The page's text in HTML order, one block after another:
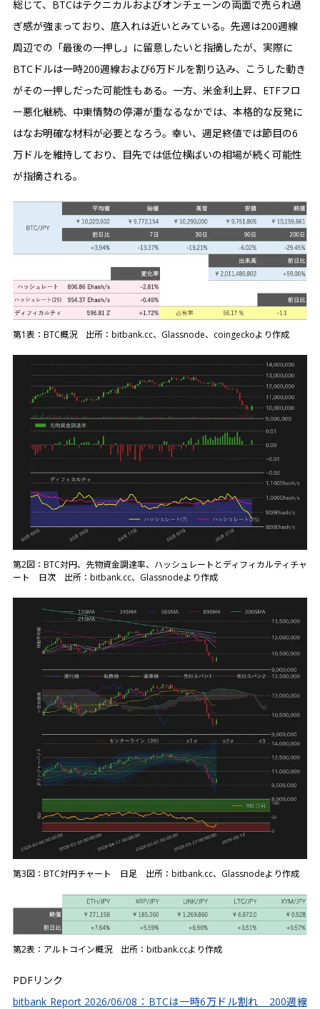
総じて、BTCはテクニカルおよびオンチェーンの両面で売られ過
ぎ感が強まっており、底入れは近いとみている。先週は200週線
周辺での「最後の一押し」に留意したいと指摘したが、実際に
BTCドルは一時200週線および6万ドルを割り込み、こうした動き
がその一押しだった可能性もある。一方、米金利上昇、ETFフロ
ー悪化継続、中東情勢の停滞が重なるなかでは、本格的な反発に
はなお明確な材料が必要となろう。幸い、週足終値では節目の6
万ドルを維持しており、目先では低位横ばいの相場が続く可能性
が指摘される。
第1表：BTC概況 出所：bitbank.cc、Glassnode、coingeckoより作成
第2図：BTC対円、先物資金調達率、ハッシュレートとディフィカルティチャ
ート 日次 出所：bitbank.cc、Glassnodeより作成
第3図：BTC対円チャート 日足 出所：bitbank.cc、Glassnodeより作成
第2表：アルトコイン概況 出所：bitbank.ccより作成
PDFリンク
bitbank Report 2026/06/08：BTCは一時6万ドル割れ 200週線